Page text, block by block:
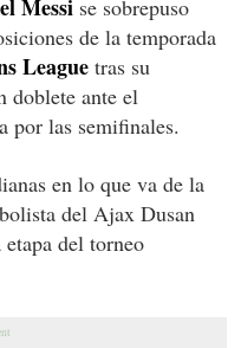
Messi se sobrepuso
de la temporada
League tras su
doblete ante el
por las semifinales.
en lo que va de la
del Ajax Dusan
del torneo